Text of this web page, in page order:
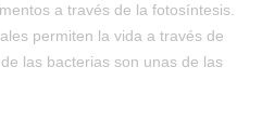
a través de la fotosíntesis.
permiten la vida a través de
las bacterias son unas de las